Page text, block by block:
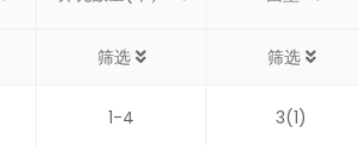
筛选 筛选
1-4 3(1)